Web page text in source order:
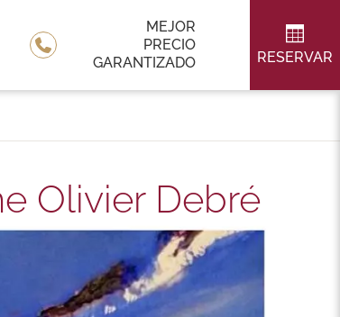
MEJOR
PRECIO
GARANTIZADO
RESERVAR
Olivier Debré